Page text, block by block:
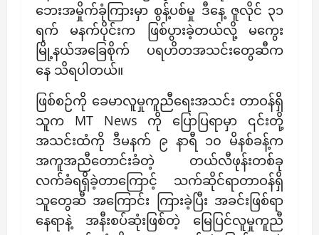
ဘေးအမှိုက်ခုံကြားမှာ စွန့်ပစ်မှု ဒီနေ့ ဇူလိုင် ၃၁
ရက် မနက်ပိုင်းက ဖြစ်ပွားခဲ့တယ်လို့ မကွေး
မြို့နယ်အခြေစိုက် ပရဟိတအသင်းတွေဆီက
နေ သိရပါတယ်။
ဖြစ်စဉ်ကို ခေမာလူမှုကူညီရေးအသင်း တာဝန်ရှိ
သူက MT News ကို ပြောပြရာမှာ ၎င်းတို့
အသင်းထံကို ဒီမနက် ၉ နာရီ ၁၀ မိနစ်ခန့်က
အကူအညီတောင်းခံတဲ့ တယ်လီဖုန်းတစ်ခု
လက်ခံရရှိခဲ့တာကြောင့် သက်ဆိုင်ရာတာဝန်ရှိ
သူတွေဆီ အကြောင်း ကြားခဲ့ပြီး အခင်းဖြစ်ရာ
နေရာနဲ့ အနီးစပ်ဆုံးဖြစ်တဲ့ မြေပြင်လူမှုကူညီ